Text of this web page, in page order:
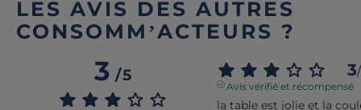
LES AVIS DES AUTRES
CONSOMM’ACTEURS ?
3/5 3/
Avis vérifié et récompensé
la table est jolie et la